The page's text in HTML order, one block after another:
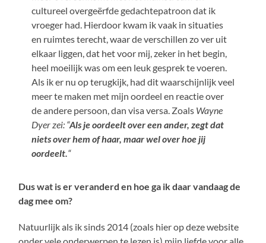
cultureel overgeërfde gedachtepatroon dat ik
vroeger had. Hierdoor kwam ik vaak in situaties
en ruimtes terecht, waar de verschillen zo ver uit
elkaar liggen, dat het voor mij, zeker in het begin,
heel moeilijk was om een leuk gesprek te voeren.
Als ik er nu op terugkijk, had dit waarschijnlijk veel
meer te maken met mijn oordeel en reactie over
de andere persoon, dan visa versa. Zoals Wayne
Dyer zei: “Als je oordeelt over een ander, zegt dat
niets over hem of haar, maar wel over hoe jij
oordeelt.“
Dus wat is er veranderd en hoe ga ik daar vandaag de
dag mee om?
Natuurlijk als ik sinds 2014 (zoals hier op deze website